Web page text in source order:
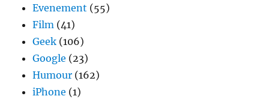
Evenement (55)
Film (41)
Geek (106)
Google (23)
Humour (162)
iPhone (1)